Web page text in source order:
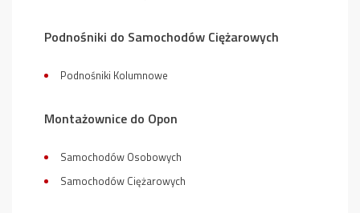
Podnośniki do Samochodów Ciężarowych
Podnośniki Kolumnowe
Montażownice do Opon
Samochodów Osobowych
Samochodów Ciężarowych